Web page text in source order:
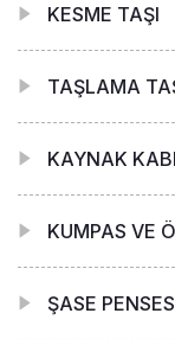
KESME TAŞI
TAŞLAMA
KAYNAK
KUMPAS VE
ŞASE